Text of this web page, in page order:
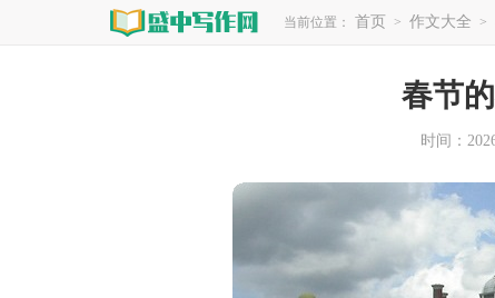
当前位置： 首页 > 作文大全 >
春节
时间：